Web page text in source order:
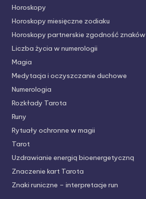
Horoskopy
Horoskopy miesięczne zodiaku
Horoskopy partnerskie zgodność znaków
Liczba życia w numerologii
Magia
Medytacja i oczyszczanie duchowe
Numerologia
Rozkłady Tarota
Runy
Rytuały ochronne w magii
Tarot
Uzdrawianie energią bioenergetyczną
Znaczenie kart Tarota
Znaki runiczne – interpretacje run